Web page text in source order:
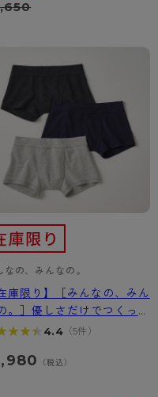
なの、みんなの。
在庫限り】［みんなの、みん
。］優しさだけでつくった
サーパンツ
4.4（5件）
（税込）